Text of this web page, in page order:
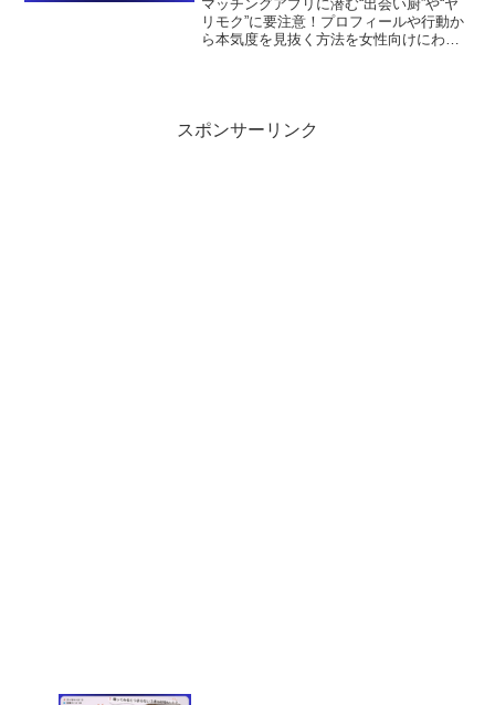
マッチングアプリに潜む“出会い厨”や“ヤ
リモク”に要注意！プロフィールや行動か
ら本気度を見抜く方法を女性向けにわか
スポンサーリンク